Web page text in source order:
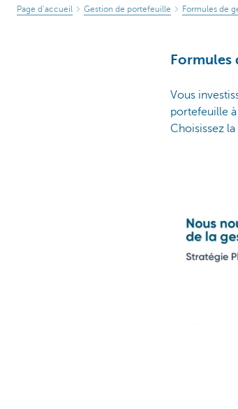
Page d’accueil Gestion de portefeuille Formules de
Formules
Vous
portefeuille
Choisissez